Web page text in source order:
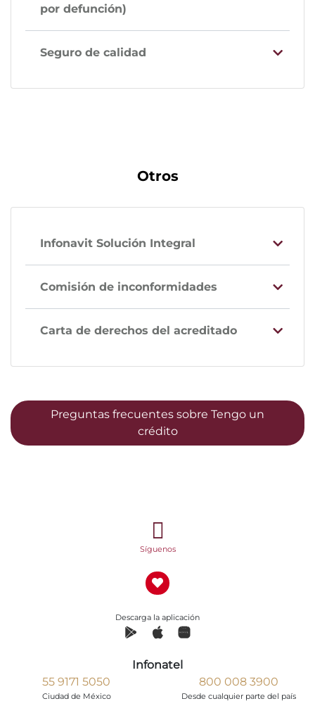
por defunción)
Seguro de calidad
Otros
Infonavit Solución Integral
Comisión de inconformidades
Carta de derechos del acreditado
Preguntas frecuentes sobre Tengo un
crédito
Síguenos
Descarga la aplicación
Infonatel
55 9171 5050
Ciudad de México
800 008 3900
Desde cualquier parte del país